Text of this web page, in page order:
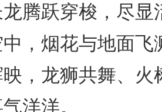
腾跃穿梭，尽显
，烟花与地面飞
，龙狮共舞、火
洋洋。